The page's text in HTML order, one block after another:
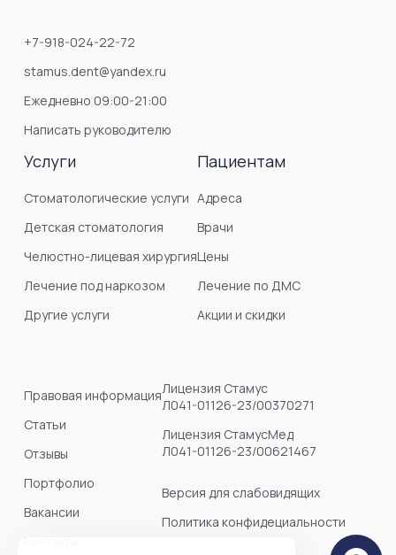
+7-918-024-22-72
stamus.dent@yandex.ru
Ежедневно 09:00-21:00
Написать руководителю
Услуги
Стоматологические услуги
Детская стоматология
Челюстно-лицевая хирургия
Лечение под наркозом
Другие услуги
Пациентам
Адреса
Врачи
Цены
Лечение по ДМС
Акции и скидки
Правовая информация
Статьи
Отзывы
Портфолио
Вакансии
Контакты
Лицензия Стамус
Л041-01126-23/00370271
Лицензия СтамусМед
Л041-01126-23/00621467
Версия для слабовидящих
Политика конфидециальности